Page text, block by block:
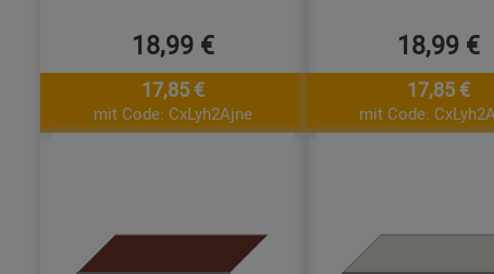
18,99 €
17,85 €
mit Code: CxLyh2Ajne
18,99 €
17,85 €
mit Code: